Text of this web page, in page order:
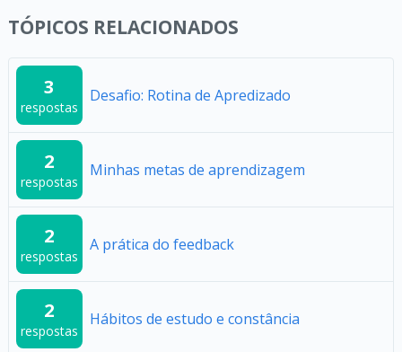
TÓPICOS RELACIONADOS
3
respostas
Desafio: Rotina de Apredizado
2
respostas
Minhas metas de aprendizagem
2
respostas
A prática do feedback
2
respostas
Hábitos de estudo e constância